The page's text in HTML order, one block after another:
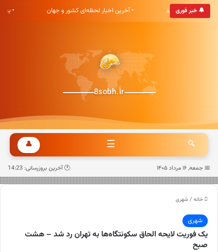
🔔 خبر فوری
هشت صبح خوش آمدید • آخرین اخبار لحظه‌ای کشور و جهان •
8sobh.ir
🔍
☰
👤
📅 جمعه, ۱۶ مرداد ۱۴۰۵ 🕐 آخرین بروزرسانی: 14:23
خانه / شهری
شهری
یک فوریت لایحه الحاق سکونتگاه‌ها به تهران رد شد – هشت
صبح